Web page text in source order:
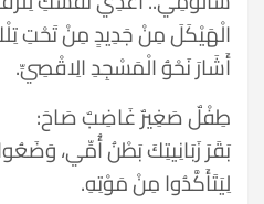
الْهَيْكَلَ مِنْ جَدِيدٍ مِنْ تَحْتِ
أَشَارَ نَحْوُ الْمَسْجِدِ الِاقْصِيِّ.
طِفْلٌ صَغِيرٌ غَاضِبٌ صَاحَ:
بَقَرَ زَبَانِيتِكَ بَطْنُ أُمِّي،
لِيَتَأَكَّدُوا مِنْ مَوْتِهِ.